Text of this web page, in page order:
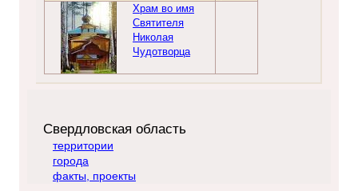
Храм во имя
Святителя
Николая
Чудотворца
Свердловская область
территории
города
факты, проекты